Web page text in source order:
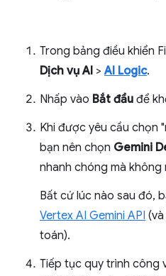
Trong bảng điều khiển
Dịch vụ AI >AI Logic.
Nhấp vào Bắt đầu để
Khi được yêu cầu chọn
bạn nên chọn Gemini
nhanh chóng mà không
Bất cứ lúc nào sau đó,
Vertex AI Gemini API
toán).
Tiếp tục quy trình công